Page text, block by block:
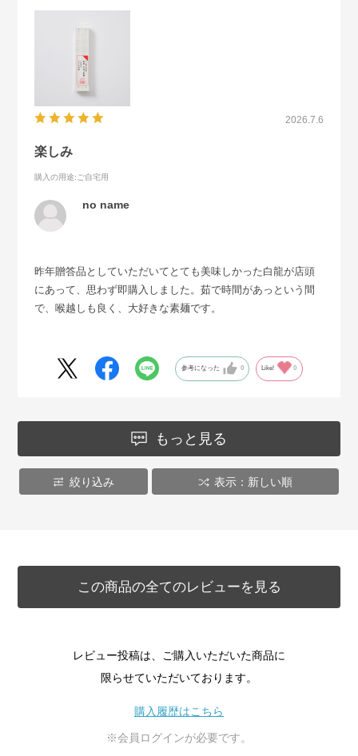
2026.7.6
楽しみ
購入の用途:ご自宅用
no name
昨年贈答品としていただいてとても美味しかった白龍が店頭
にあって、思わず即購入しました。茹で時間があっという間
で、喉越しも良く、大好きな素麺です。
参考になった 0 Like! 0
もっと見る
絞り込み 表示：新しい順
この商品の全てのレビューを見る
レビュー投稿は、ご購入いただいた商品に
限らせていただいております。
購入履歴はこちら
※会員ログインが必要です。